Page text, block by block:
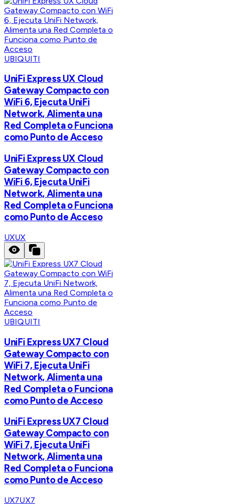
UBIQUITI
UniFi Express UX Cloud
Gateway Compacto con
WiFi 6, Ejecuta UniFi
Network, Alimenta una
Red Completa o Funciona
como Punto de Acceso
UniFi Express UX Cloud
Gateway Compacto con
WiFi 6, Ejecuta UniFi
Network, Alimenta una
Red Completa o Funciona
como Punto de Acceso
UXUX
UBIQUITI
UniFi Express UX7 Cloud
Gateway Compacto con
WiFi 7, Ejecuta UniFi
Network, Alimenta una
Red Completa o Funciona
como Punto de Acceso
UniFi Express UX7 Cloud
Gateway Compacto con
WiFi 7, Ejecuta UniFi
Network, Alimenta una
Red Completa o Funciona
como Punto de Acceso
UX7UX7